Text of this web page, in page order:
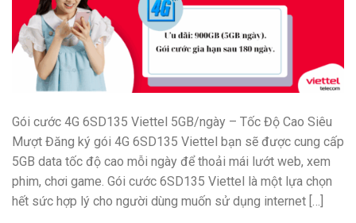
Gói cước 4G 6SD135 Viettel 5GB/ngày – Tốc Độ Cao Siêu
Mượt Đăng ký gói 4G 6SD135 Viettel bạn sẽ được cung cấp
5GB data tốc độ cao mỗi ngày để thoải mái lướt web, xem
phim, chơi game. Gói cước 6SD135 Viettel là một lựa chọn
hết sức hợp lý cho người dùng muốn sử dụng internet […]